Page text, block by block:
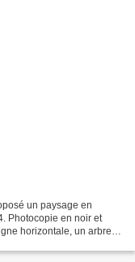
un paysage en
Photocopie en noir et
horizontale, un arbre.